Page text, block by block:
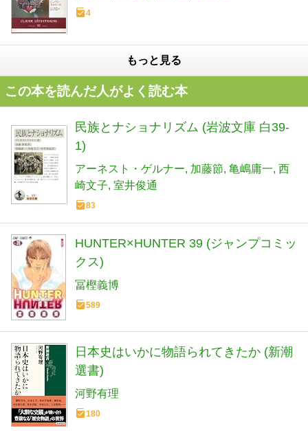
4
もっと見る
この本を読んだ人がよく読む本
民族とナショナリズム (岩波文庫 白39-
1)
アーネスト・ゲルナー 加藤節 亀嶋庸一 西
崎文子 室井俊通
83
HUNTER×HUNTER 39 (ジャンプコミッ
クス)
冨樫義博
589
日本史はいかに物語られてきたか (新潮
選書)
河野有理
180